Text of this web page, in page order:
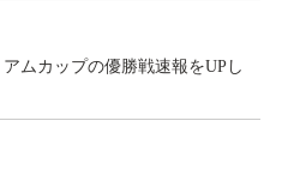
ムカップの優勝戦速報をUPし